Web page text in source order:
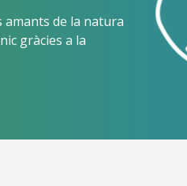
de la natura
gràcies a la